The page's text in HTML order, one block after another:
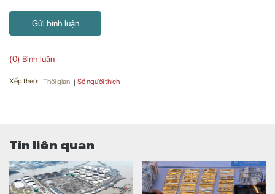
Gửi bình luận
(0) Bình luận
Xếp theo: Thời gian Số người thích
Tin liên quan